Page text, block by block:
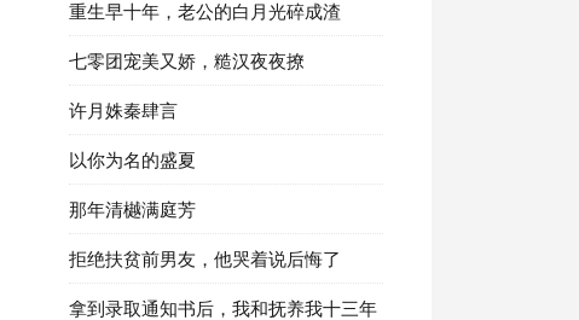
重生早十年，老公的白月光碎成渣
七零团宠美又娇，糙汉夜夜撩
许月姝秦肆言
以你为名的盛夏
那年清樾满庭芳
拒绝扶贫前男友，他哭着说后悔了
拿到录取通知书后，我和抚养我十三年